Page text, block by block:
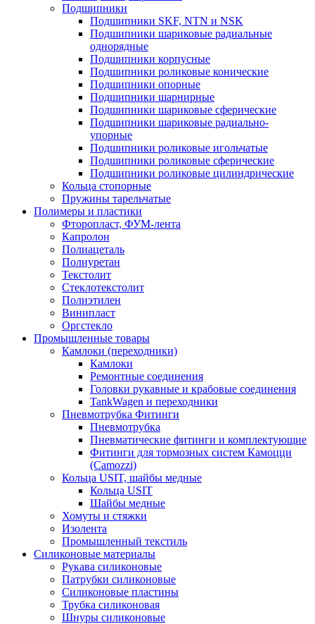
Подшипники
Подшипники SKF, NTN и NSK
Подшипники шариковые радиальные
однорядные
Подшипники корпусные
Подшипники роликовые конические
Подшипники опорные
Подшипники шарнирные
Подшипники шариковые сферические
Подшипники шариковые радиально-
упорные
Подшипники роликовые игольчатые
Подшипники роликовые сферические
Подшипники роликовые цилиндрические
Кольца стопорные
Пружины тарельчатые
Полимеры и пластики
Фторопласт, ФУМ-лента
Капролон
Полиацеталь
Полиуретан
Текстолит
Стеклотекстолит
Полиэтилен
Винипласт
Оргстекло
Промышленные товары
Камлоки (переходники)
Камлоки
Ремонтные соединения
Головки рукавные и крабовые соединения
TankWagen и переходники
Пневмотрубка Фитинги
Пневмотрубка
Пневматические фитинги и комплектующие
Фитинги для тормозных систем Камоцци
(Camozzi)
Кольца USIT, шайбы медные
Кольца USIT
Шайбы медные
Хомуты и стяжки
Изолента
Промышленный текстиль
Силиконовые материалы
Рукава силиконовые
Патрубки силиконовые
Силиконовые пластины
Трубка силиконовая
Шнуры силиконовые